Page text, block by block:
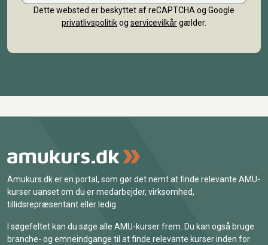
Dette websted er beskyttet af reCAPTCHA og Google
privatlivspolitikog servicevilkårgælder.
Amukurs.dk er en portal, som gør det nemt at finde relevante AMU-
kurser uanset om du er medarbejder, virksomhed,
tillidsrepræsentant eller ledig.
I søgefeltet kan du søge alle AMU-kurser frem. Du kan også bruge
branche- og emneindgange til at finde relevante kurser inden for